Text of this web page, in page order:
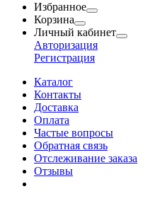
Избранное
Корзина
Личный кабинет
Авторизация
Регистрация
Каталог
Контакты
Доставка
Оплата
Частые вопросы
Обратная связь
Отслеживание заказа
Отзывы